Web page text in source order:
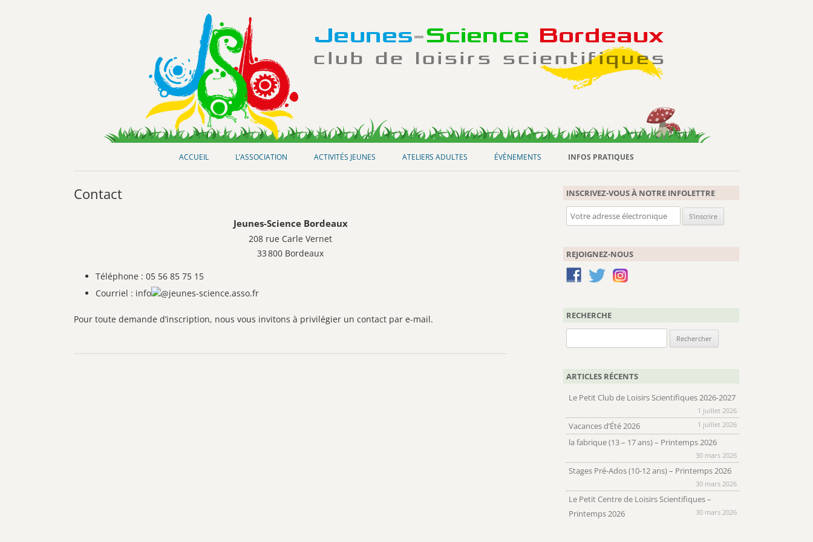
Jeunes-Science Bordeaux
au
ACCUEIL L’ASSOCIATION ACTIVITÉS JEUNES ATELIERS ADULTES ÉVÈNEMENTS INFOS PRATIQUES
Contact
Jeunes-Science Bordeaux
208 rue Carle Vernet
33 800 Bordeaux
Téléphone : 05 56 85 75 15
Courriel : info
jeunes-science.asso.fr
Pour toute demande d’inscription, nous vous invitons à privilégier un contact par e-mail.
INSCRIVEZ-VOUS À NOTRE INFOLETTRE
REJOIGNEZ-NOUS
RECHERCHE
ARTICLES RÉCENTS
Le Petit Club de Loisirs Scientifiques 2026-2027
1 juillet 2026
Vacances d’Été 2026 1 juillet 2026
la fabrique (13 – 17 ans) – Printemps 2026
30 mars 2026
Stages Pré-Ados (10-12 ans) – Printemps 2026
30 mars 2026
Le Petit Centre de Loisirs Scientifiques –
Printemps 2026
30 mars 2026